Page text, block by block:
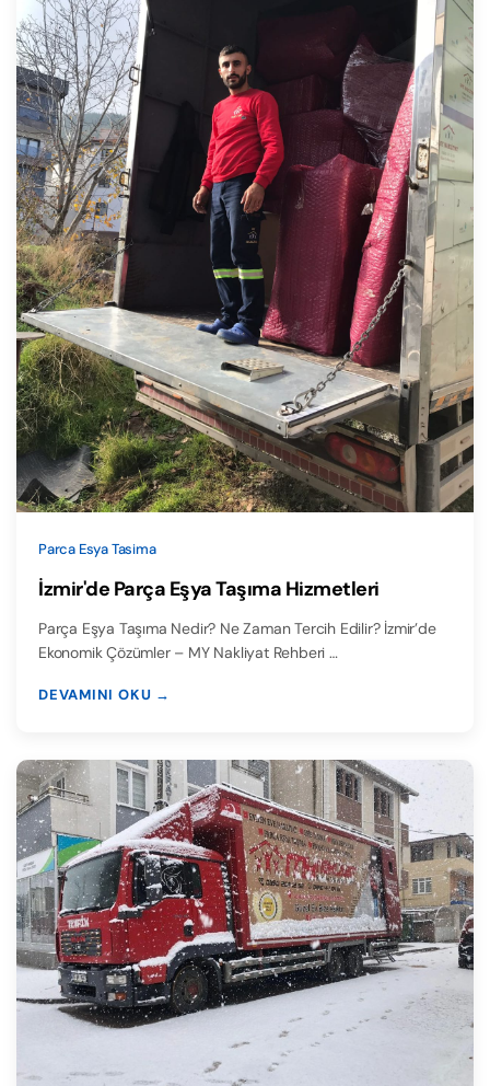
Parca Esya Tasima
İzmir'de Parça Eşya Taşıma Hizmetleri
Parça Eşya Taşıma Nedir? Ne Zaman Tercih Edilir? İzmir’de
Ekonomik Çözümler – MY Nakliyat Rehberi …
DEVAMINI OKU →